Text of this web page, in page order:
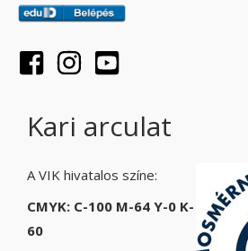
Kari arculat
A VIK hivatalos színe:
CMYK: C-100 M-64 Y-0 K-
60